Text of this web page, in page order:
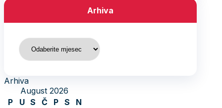
Arhiva
Arhiva
Arhiva
August 2026
P
U S Č P S
N